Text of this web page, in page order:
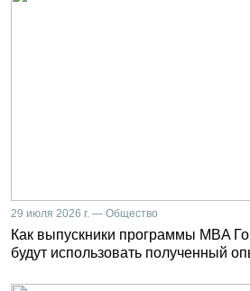
29 июля 2026 г. — Общество
Как выпускники программы MBA
будут использовать полученный